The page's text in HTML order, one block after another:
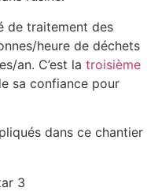
de traitement des
heure de déchets
an. C’est la troisième
sa confiance pour
dans ce chantier